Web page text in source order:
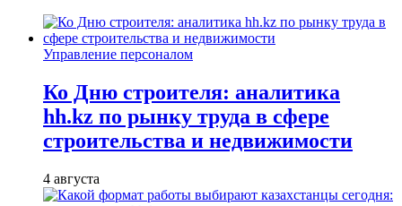
Управление персоналом
Ко Дню строителя: аналитика
hh.kz по рынку труда в сфере
строительства и недвижимости
4 августа